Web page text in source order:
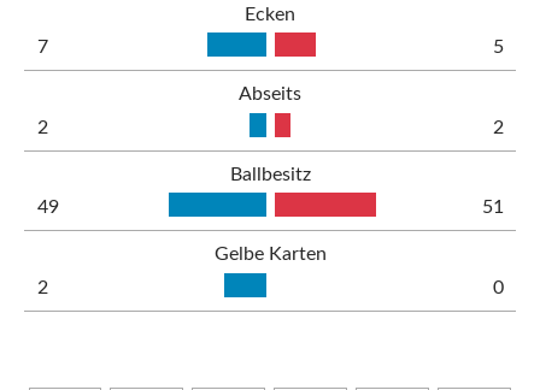
Ecken
7
5
Abseits
2
2
Ballbesitz
49
51
Gelbe Karten
2
0